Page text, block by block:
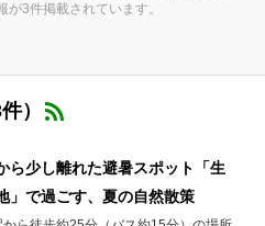
が3件掲載されています。
）
ら少し離れた避暑スポット「生
」で過ごす、夏の自然散策